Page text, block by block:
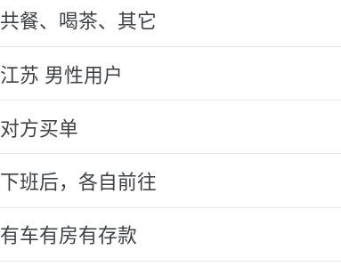
共餐、喝茶、其它
江苏 男性用户
对方买单
下班后，各自前往
有车有房有存款